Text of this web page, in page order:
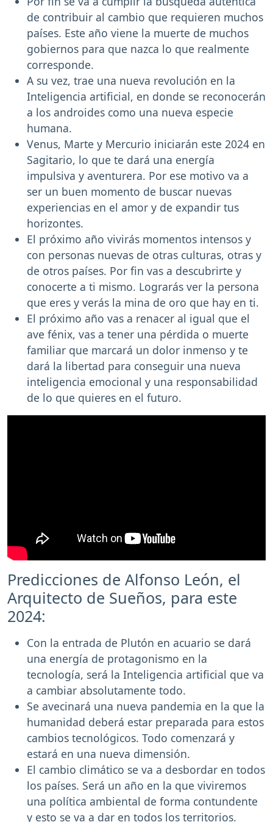
de contribuir al cambio que requieren muchos
países. Este año viene la muerte de muchos
gobiernos para que nazca lo que realmente
corresponde.
A su vez, trae una nueva revolución en la
Inteligencia artificial, en donde se reconocerán
a los androides como una nueva especie
humana.
Venus, Marte y Mercurio iniciarán este 2024 en
Sagitario, lo que te dará una energía
impulsiva y aventurera. Por ese motivo va a
ser un buen momento de buscar nuevas
experiencias en el amor y de expandir tus
horizontes.
El próximo año vivirás momentos intensos y
con personas nuevas de otras culturas, otras y
de otros países. Por fin vas a descubrirte y
conocerte a ti mismo. Lograrás ver la persona
que eres y verás la mina de oro que hay en ti.
El próximo año vas a renacer al igual que el
ave fénix, vas a tener una pérdida o muerte
familiar que marcará un dolor inmenso y te
dará la libertad para conseguir una nueva
inteligencia emocional y una responsabilidad
de lo que quieres en el futuro.
Predicciones de Alfonso León, el
Arquitecto de Sueños, para este
2024:
Con la entrada de Plutón en acuario se dará
una energía de protagonismo en la
tecnología, será la Inteligencia artificial que va
a cambiar absolutamente todo.
Se avecinará una nueva pandemia en la que la
humanidad deberá estar preparada para estos
cambios tecnológicos. Todo comenzará y
estará en una nueva dimensión.
El cambio climático se va a desbordar en todos
los países. Será un año en la que viviremos
una política ambiental de forma contundente
y esto se va a dar en todos los territorios.